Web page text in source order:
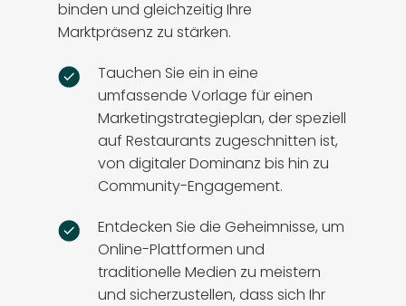
binden und gleichzeitig Ihre
Marktpräsenz zu stärken.
Tauchen Sie ein in eine
umfassende Vorlage für einen
Marketingstrategieplan, der speziell
auf Restaurants zugeschnitten ist,
von digitaler Dominanz bis hin zu
Community-Engagement.
Entdecken Sie die Geheimnisse, um
Online-Plattformen und
traditionelle Medien zu meistern
und sicherzustellen, dass sich Ihr